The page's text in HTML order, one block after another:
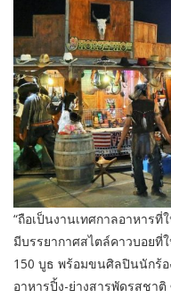
“ถือเป็นงานเทศกาลอาหาร
มีบรรยากาศสไตล์คาวบอยที่
150 บูธ พร้อมขนศิลปินนักร้อ
อาหารปิ้ง-ย่างสารพัดรสชา